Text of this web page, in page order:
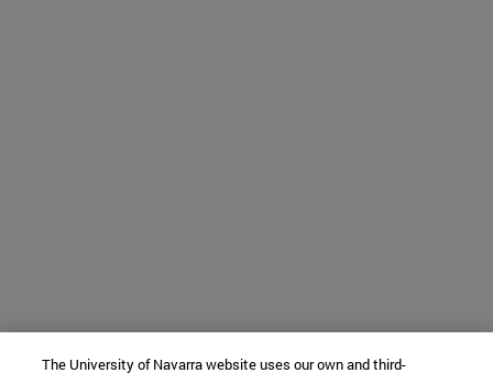
The University of Navarra website uses our own and third-